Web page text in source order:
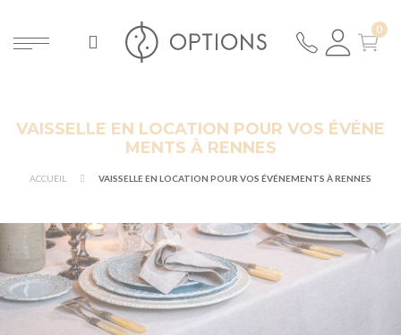
VAISSELLE EN LOCATION POUR VOS ÉVÉNE
MENTS À RENNES
ACCUEIL VAISSELLE EN LOCATION POUR VOS ÉVÉNEMENTS À RENNES